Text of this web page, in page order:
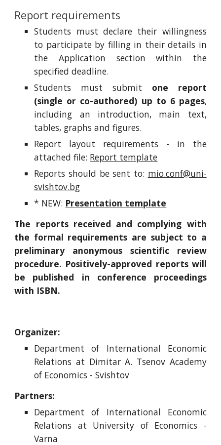
Report requirements
Students must declare their willingness
to participate by filling in their details in
the Application section within the
specified deadline.
Students must submit one report
(single or co-authored) up to 6 pages,
including an introduction, main text,
tables, graphs and figures.
Report layout requirements - in the
attached file: Report template
Reports should be sent to: mio.conf@uni-
svishtov.bg
* NEW: Presentation template
The reports received and complying with
the formal requirements are subject to a
preliminary anonymous scientific review
procedure. Positively-approved reports will
be published in conference proceedings
with ISBN.
Organizer:
Department of International Economic
Relations at Dimitar A. Tsenov Academy
of Economics - Svishtov
Partners:
Department of International Economic
Relations at University of Economics -
Varna